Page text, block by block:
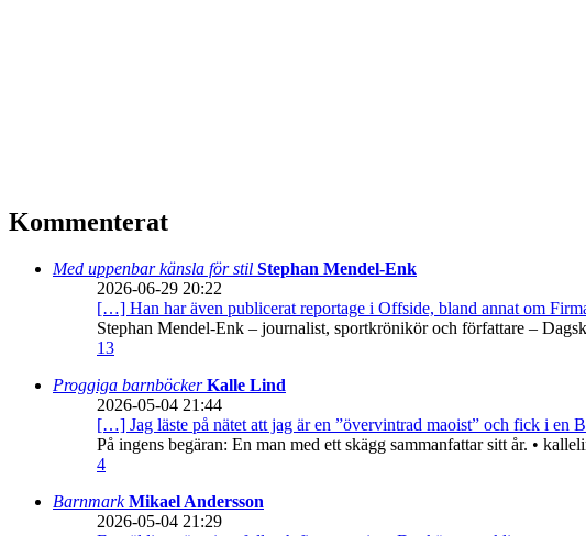
Kommenterat
Med uppenbar känsla för stil Stephan Mendel-Enk
2026-06-29 20:22
[…] Han har även publicerat reportage i Offside, bland annat om
Stephan Mendel-Enk – journalist, sportkrönikör och författare –
13
Proggiga barnböckerKalle Lind
2026-05-04 21:44
[…] Jag läste på nätet att jag är en ”övervintrad maoist” och fick i en
På ingens begäran: En man med ett skägg sammanfattar sitt år. •
4
BarnmarkMikael Andersson
2026-05-04 21:29